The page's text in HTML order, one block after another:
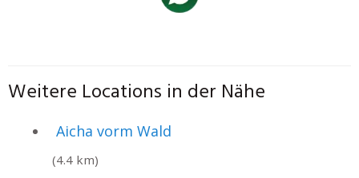
Weitere Locations in der Nähe
Aicha vorm Wald
(4.4 km)